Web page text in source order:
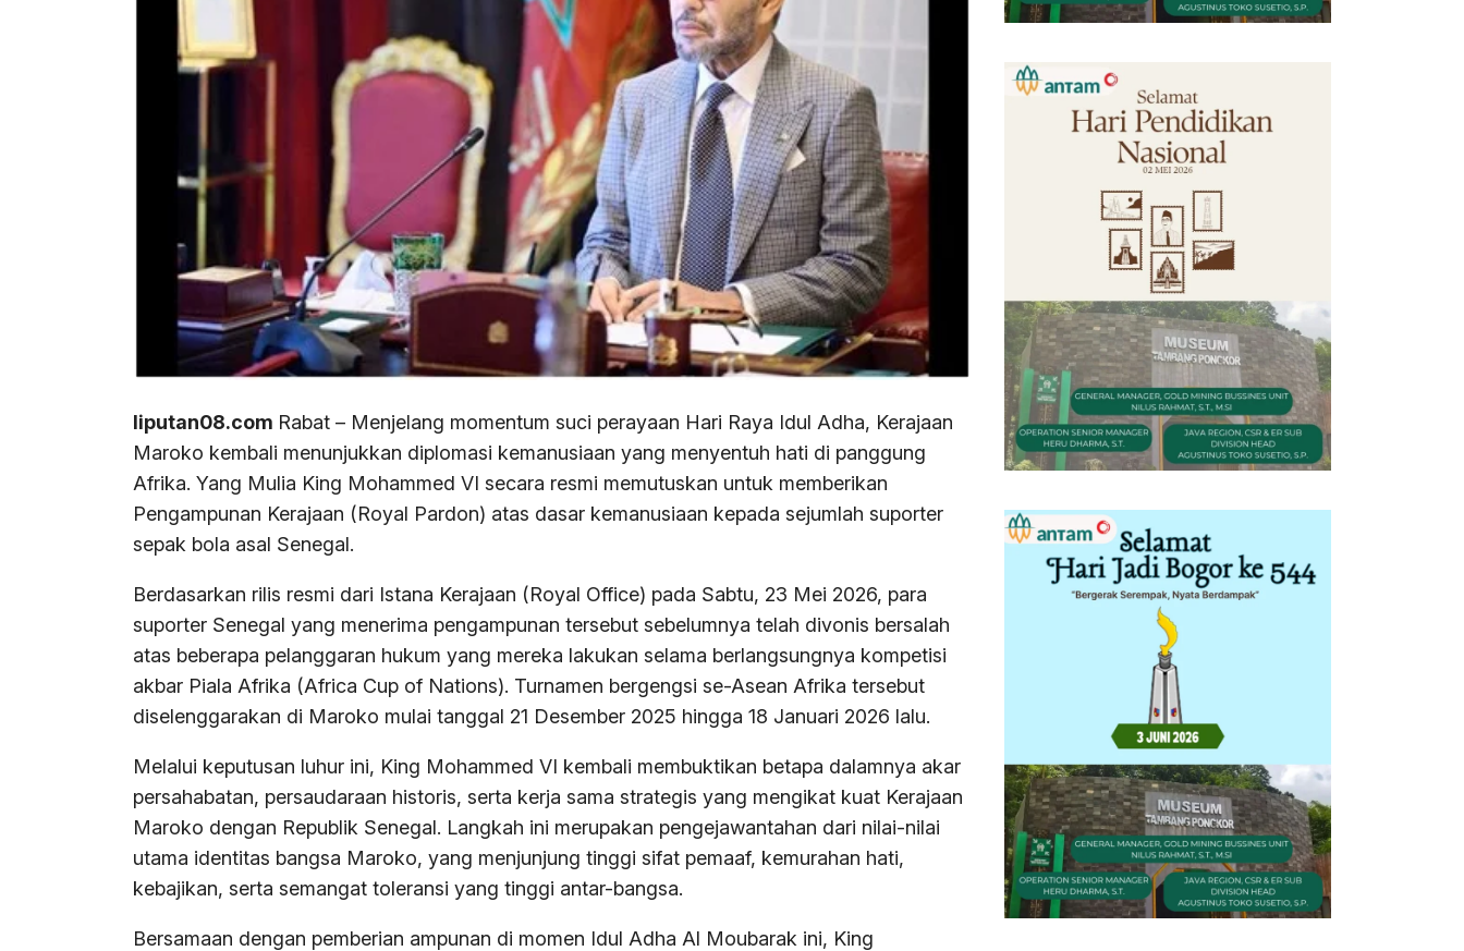
liputan08.com Rabat – Menjelang momentum suci perayaan Hari Raya Idul Adha, Kerajaan
Maroko kembali menunjukkan diplomasi kemanusiaan yang menyentuh hati di panggung
Afrika. Yang Mulia King Mohammed VI secara resmi memutuskan untuk memberikan
Pengampunan Kerajaan (Royal Pardon) atas dasar kemanusiaan kepada sejumlah suporter
sepak bola asal Senegal.
Berdasarkan rilis resmi dari Istana Kerajaan (Royal Office) pada Sabtu, 23 Mei 2026, para
suporter Senegal yang menerima pengampunan tersebut sebelumnya telah divonis bersalah
atas beberapa pelanggaran hukum yang mereka lakukan selama berlangsungnya kompetisi
akbar Piala Afrika (Africa Cup of Nations). Turnamen bergengsi se-Asean Afrika tersebut
diselenggarakan di Maroko mulai tanggal 21 Desember 2025 hingga 18 Januari 2026 lalu.
Melalui keputusan luhur ini, King Mohammed VI kembali membuktikan betapa dalamnya akar
persahabatan, persaudaraan historis, serta kerja sama strategis yang mengikat kuat Kerajaan
Maroko dengan Republik Senegal. Langkah ini merupakan pengejawantahan dari nilai-nilai
utama identitas bangsa Maroko, yang menjunjung tinggi sifat pemaaf, kemurahan hati,
kebajikan, serta semangat toleransi yang tinggi antar-bangsa.
Bersamaan dengan pemberian ampunan di momen Idul Adha Al Moubarak ini, King